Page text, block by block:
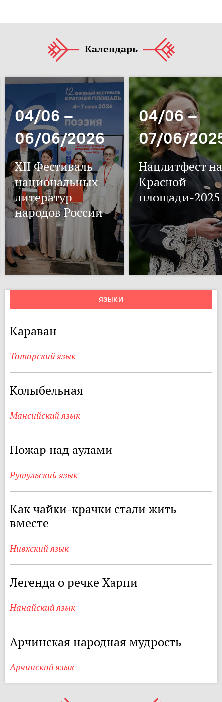
Календарь
04/06 –
06/06/2026
XII Фестиваль
национальных
литератур
народов России
04/06 –
07/06/
Нацлитфест на
Красной
площади-2025
ЯЗЫКИ
Караван
Татарский язык
Колыбельная
Мансийский язык
Пожар над аулами
Рутульский язык
Как чайки-крачки стали жить
вместе
Нивхский язык
Легенда о речке Харпи
Нанайский язык
Арчинская народная мудрость
Арчинский язык